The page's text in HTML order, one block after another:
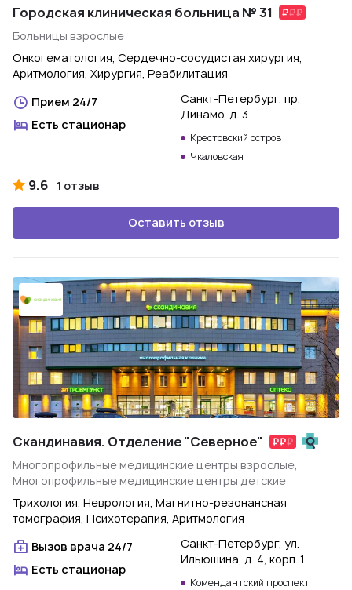
Городская клиническая больница № 31
Больницы взрослые
Онкогематология, Сердечно-сосудистая хирургия,
Аритмология, Хирургия, Реабилитация
Прием 24/7
Есть стационар
Санкт-Петербург, пр.
Динамо, д. 3
Крестовский остров
Чкаловская
9.6 1 отзыв
Оставить отзыв
Скандинавия. Отделение "Северное"
Многопрофильные медицинские центры взрослые,
Многопрофильные медицинские центры детские
Трихология, Неврология, Магнитно-резонансная
томография, Психотерапия, Аритмология
Вызов врача 24/7
Есть стационар
Санкт-Петербург, ул.
Ильюшина, д. 4, корп. 1
Комендантский проспект